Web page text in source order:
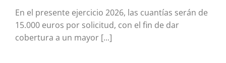
En el presente ejercicio 2026, las cuantías serán de
15.000 euros por solicitud, con el fin de dar
cobertura a un mayor [...]